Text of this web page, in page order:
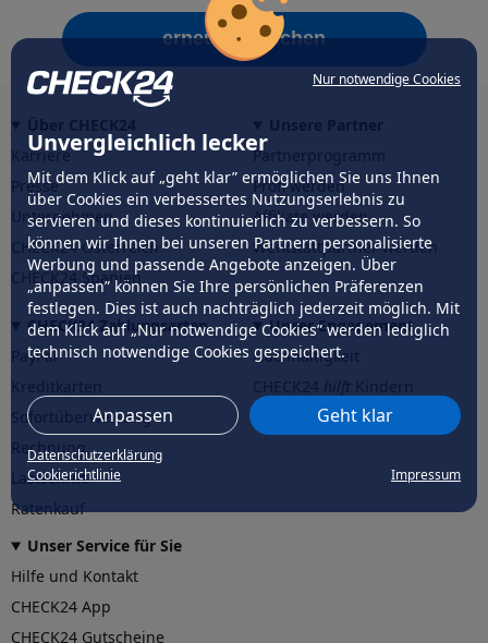
Nur notwendige Cookies
Unvergleichlich lecker
Mit dem Klick auf „geht klar” ermöglichen Sie uns Ihnen
über Cookies ein verbessertes Nutzungserlebnis zu
servieren und dieses kontinuierlich zu verbessern. So
können wir Ihnen bei unseren Partnern personalisierte
Werbung und passende Angebote anzeigen. Über
„anpassen” können Sie Ihre persönlichen Präferenzen
festlegen. Dies ist auch nachträglich jederzeit möglich. Mit
dem Klick auf „Nur notwendige Cookies” werden lediglich
technisch notwendige Cookies gespeichert.
Anpassen Geht klar
Datenschutzerklärung
Cookierichtlinie
Impressum
erneut versuchen
Karriere
Presse
Unternehmen
CHECK24 Österreich
CHECK24 Spanien
Partnerprogramm
Profi werden
Affiliate werden
Werkstattpartner werden
CHECK24 Zahlungsarten
PayPal
Sofortüberweisung
Rechnung
Lastschrift
Ratenkauf
Unser Engagement
Nachhaltigkeit
CHECK24hilftder Natur
Unser Service für Sie
Hilfe und Kontakt
CHECK24 App
CHECK24 Gutscheine